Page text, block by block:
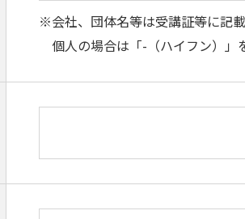
※会社、団体名等は受講証等に記
個人の場合は「-（ハイフン）」